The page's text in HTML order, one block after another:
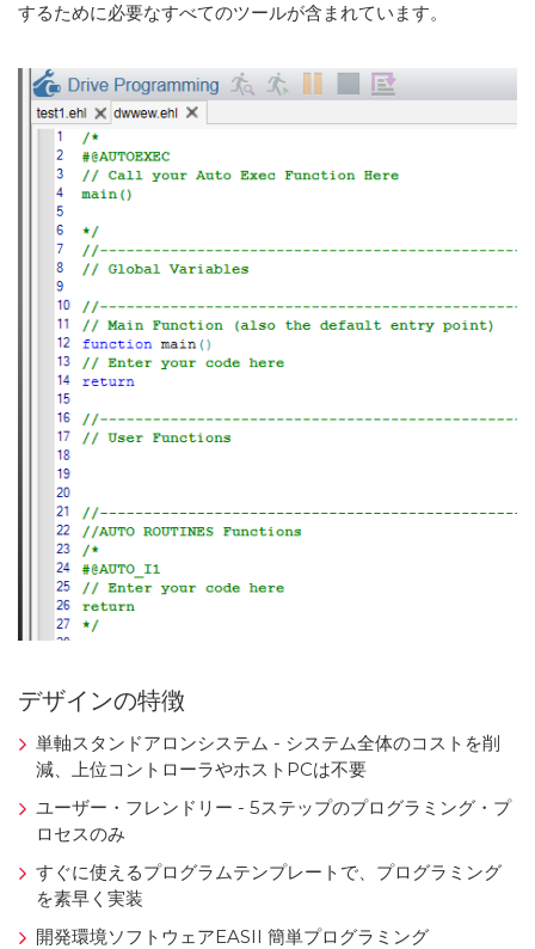
するために必要なすべてのツールが含まれています。
デザインの特徴
単軸スタンドアロンシステム - システム全体のコストを削
減、上位コントローラやホストPCは不要
ユーザー・フレンドリー - 5ステップのプログラミング・プ
ロセスのみ
すぐに使えるプログラムテンプレートで、プログラミング
を素早く実装
開発環境ソフトウェアEASII 簡単プログラミング